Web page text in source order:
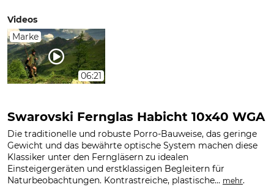
Videos
Marke
06:21
Swarovski Fernglas Habicht 10x40 WGA
Die traditionelle und robuste Porro-Bauweise, das geringe
Gewicht und das bewährte optische System machen diese
Klassiker unter den Ferngläsern zu idealen
Einsteigergeräten und erstklassigen Begleitern für
Naturbeobachtungen. Kontrastreiche, plastische... mehr.